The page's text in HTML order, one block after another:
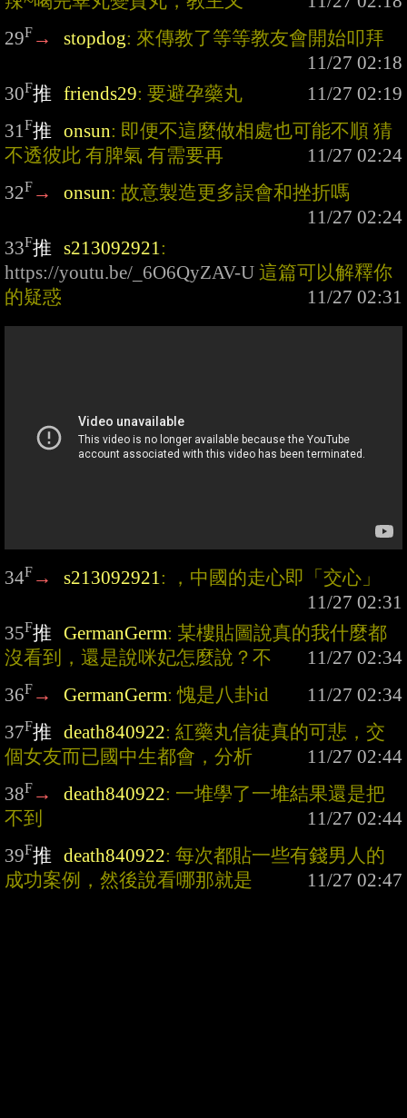
29F → stopdog: 來傳教了等等教友會開始叩拜
30F推 friends29: 要避孕藥丸
31F推 onsun: 即便不這麼做相處也可能不順 猜
不透彼此 有脾氣 有需要再
32F → onsun: 故意製造更多誤會和挫折嗎
33F推 s213092921
https://youtu.be/_6O6QyZAV-U 這篇可以解釋你
的疑惑
34F → s213092921: ，中國的走心即「交心」
35F推 GermanGerm: 某樓貼圖說真的我什麼都
沒看到，還是說咪妃怎麼說？不
36F → GermanGerm: 愧是八卦id
37F推 death840922: 紅藥丸信徒真的可悲，交
個女友而已國中生都會，分析
38F → death840922: 一堆學了一堆結果還是把
不到
39F推 death840922: 每次都貼一些有錢男人的
成功案例，然後說看哪那就是